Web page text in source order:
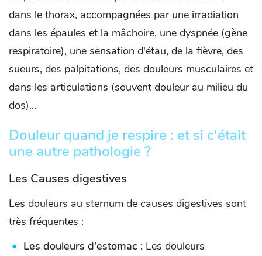
dans le thorax, accompagnées par une irradiation
dans les épaules et la mâchoire, une dyspnée (gène
respiratoire), une sensation d'étau, de la fièvre, des
sueurs, des palpitations, des douleurs musculaires et
dans les articulations (souvent douleur au milieu du
dos)...
Douleur quand je respire : et si c'était
une autre pathologie ?
Les Causes digestives
Les douleurs au sternum de causes digestives sont
très fréquentes :
Les douleurs d'estomac : Les douleurs